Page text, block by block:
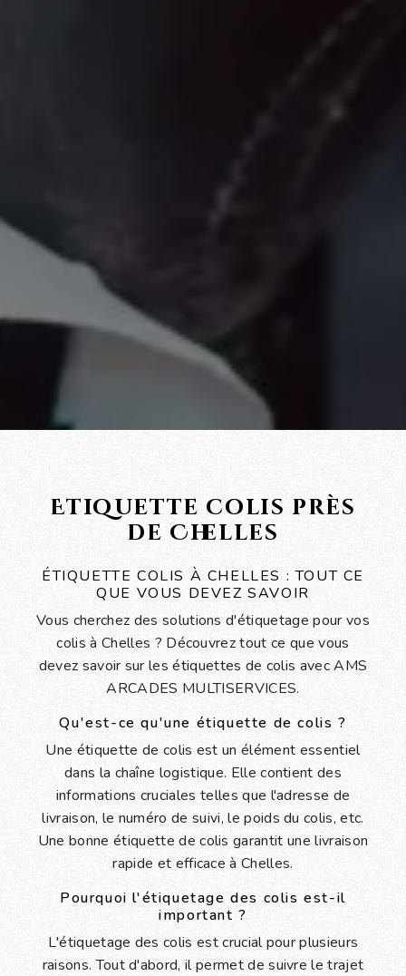
Etiquette colis près
de Chelles
ÉTIQUETTE COLIS À CHELLES : TOUT CE
QUE VOUS DEVEZ SAVOIR
Vous cherchez des solutions d'étiquetage pour vos
colis à Chelles ? Découvrez tout ce que vous
devez savoir sur les étiquettes de colis avec AMS
ARCADES MULTISERVICES.
Qu'est-ce qu'une étiquette de colis ?
Une étiquette de colis est un élément essentiel
dans la chaîne logistique. Elle contient des
informations cruciales telles que l'adresse de
livraison, le numéro de suivi, le poids du colis, etc.
Une bonne étiquette de colis garantit une livraison
rapide et efficace à Chelles.
Pourquoi l'étiquetage des colis est-il
important ?
L'étiquetage des colis est crucial pour plusieurs
raisons. Tout d'abord, il permet de suivre le trajet